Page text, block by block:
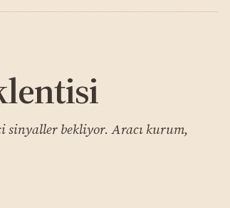
sinyaller bekliyor. Aracı kurum,